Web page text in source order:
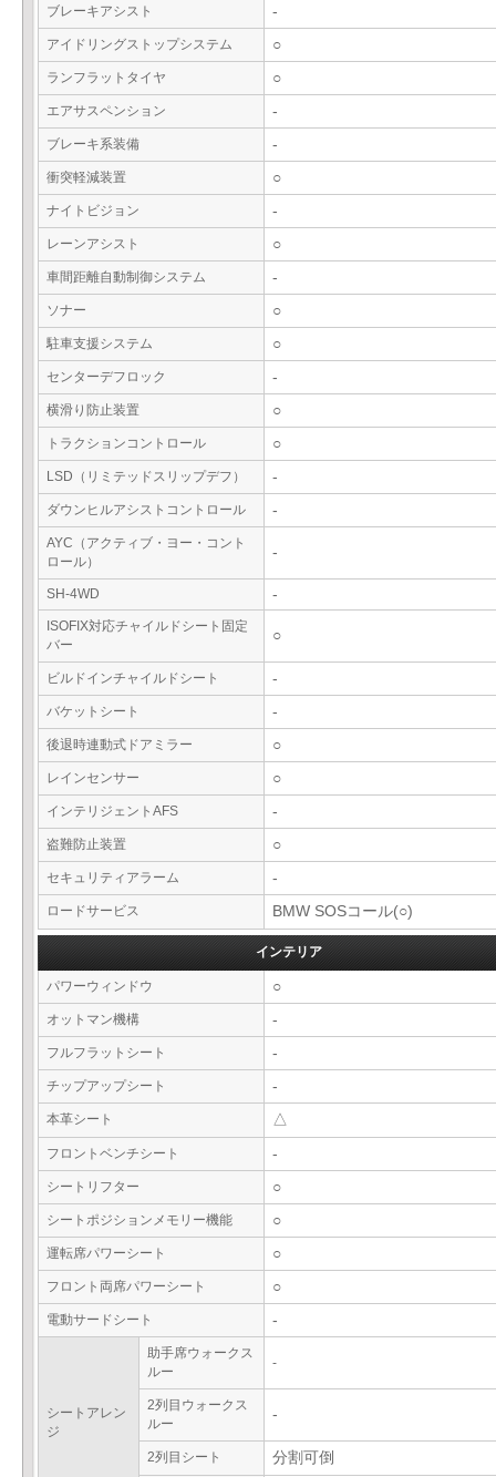
ブレーキアシスト -
アイドリングストップシステム ○
ランフラットタイヤ ○
エアサスペンション -
ブレーキ系装備 -
衝突軽減装置 ○
ナイトビジョン -
レーンアシスト ○
車間距離自動制御システム -
ソナー ○
駐車支援システム ○
センターデフロック -
横滑り防止装置 ○
トラクションコントロール ○
LSD（リミテッドスリップデフ） -
ダウンヒルアシストコントロール -
AYC（アクティブ・ヨー・コント
ロール）
-
SH-4WD -
ISOFIX対応チャイルドシート固定
バー
○
ビルドインチャイルドシート -
バケットシート -
後退時連動式ドアミラー ○
レインセンサー ○
インテリジェントAFS -
盗難防止装置 ○
セキュリティアラーム -
ロードサービス BMW SOSコール(○)
インテリア
パワーウィンドウ ○
オットマン機構 -
フルフラットシート -
チップアップシート -
本革シート △
フロントベンチシート -
シートリフター ○
シートポジションメモリー機能 ○
運転席パワーシート ○
フロント両席パワーシート ○
電動サードシート -
シートアレン
ジ
助手席ウォークス
ルー
-
2列目ウォークス
ルー
-
2列目シート 分割可倒